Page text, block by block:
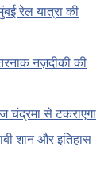
रेल यात्रा की
नज़दीकी की
चंद्रमा से टकराएगा
शान और इतिहास